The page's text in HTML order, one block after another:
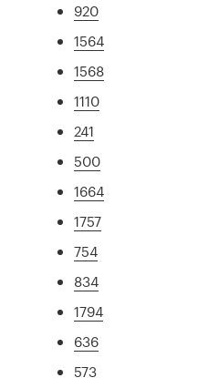
920
1564
1568
1110
241
500
1664
1757
754
834
1794
636
573